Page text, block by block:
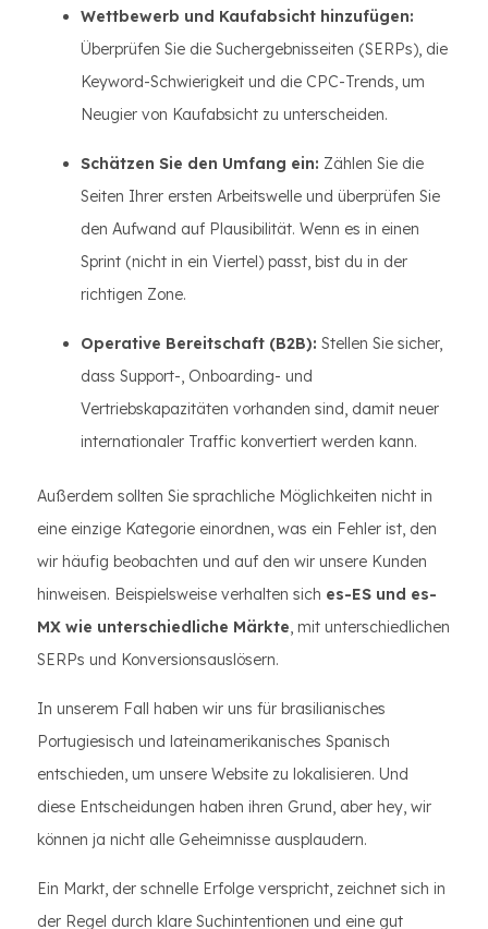
Wettbewerb und Kaufabsicht hinzufügen:
Überprüfen Sie die Suchergebnisseiten (SERPs), die
Keyword-Schwierigkeit und die CPC-Trends, um
Neugier von Kaufabsicht zu unterscheiden.
Schätzen Sie den Umfang ein: Zählen Sie die
Seiten Ihrer ersten Arbeitswelle und überprüfen Sie
den Aufwand auf Plausibilität. Wenn es in einen
Sprint (nicht in ein Viertel) passt, bist du in der
richtigen Zone.
Operative Bereitschaft (B2B): Stellen Sie sicher,
dass Support-, Onboarding- und
Vertriebskapazitäten vorhanden sind, damit neuer
internationaler Traffic konvertiert werden kann.
Außerdem sollten Sie sprachliche Möglichkeiten nicht in
eine einzige Kategorie einordnen, was ein Fehler ist, den
wir häufig beobachten und auf den wir unsere Kunden
hinweisen. Beispielsweise verhalten sich es-ES und es-
MX wie unterschiedliche Märkte, mit unterschiedlichen
SERPs und Konversionsauslösern.
In unserem Fall haben wir uns für brasilianisches
Portugiesisch und lateinamerikanisches Spanisch
entschieden, um unsere Website zu lokalisieren. Und
diese Entscheidungen haben ihren Grund, aber hey, wir
können ja nicht alle Geheimnisse ausplaudern.
Ein Markt, der schnelle Erfolge verspricht, zeichnet sich in
der Regel durch klare Suchintentionen und eine gut